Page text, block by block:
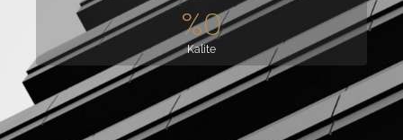
Kalite
%0